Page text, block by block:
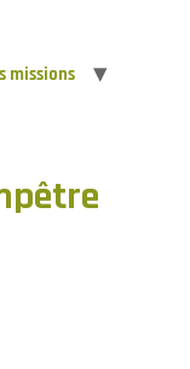
missions